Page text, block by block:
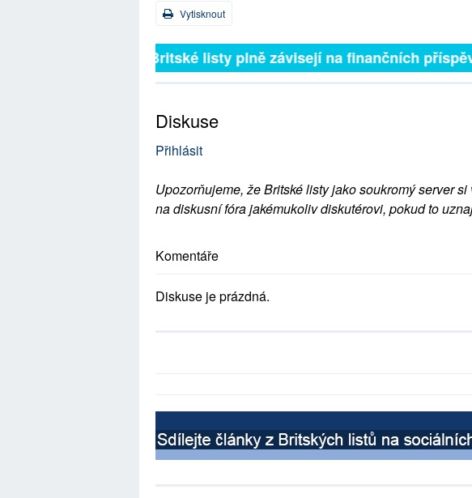
Vytisknout
Britské listy plně závisejí na finančních
Diskuse
Přihlásit
Upozorňujeme, že Britské listy jako soukromý server
na diskusní fóra jakémukoliv diskutérovi, pokud to
Komentáře
Diskuse je prázdná.